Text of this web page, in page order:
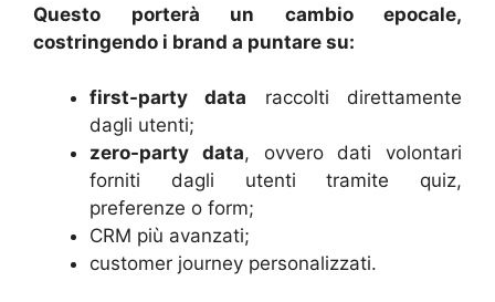
Questo porterà un cambio epocale,
costringendo i brand a puntare su:
first-party data raccolti direttamente
dagli utenti;
zero-party data, ovvero dati volontari
forniti dagli utenti tramite quiz,
preferenze o form;
CRM più avanzati;
customer journey personalizzati.